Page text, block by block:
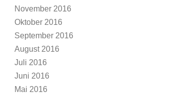
November 2016
Oktober 2016
September 2016
August 2016
Juli 2016
Juni 2016
Mai 2016